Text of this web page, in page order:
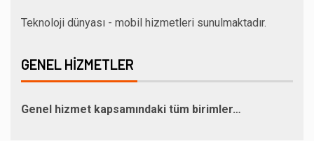
Teknoloji dünyası - mobil hizmetleri sunulmaktadır.
GENEL HIZMETLER
Genel hizmet kapsamındaki tüm birimler…